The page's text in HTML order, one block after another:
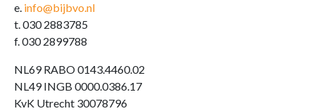
e. info@bijbvo.nl
t. 030 2883785
f. 030 2899788
NL69 RABO 0143.4460.02
NL49 INGB 0000.0386.17
KvK Utrecht 30078796